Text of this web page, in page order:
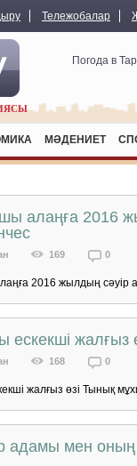
Тележобалар
Погода в
МӘДЕНИЕТ
алаңға 2016
169 0
2016 жылдың сәуір
ескекші жалғыз
168 0
жалғыз өзі Тынық
адамы мен оның